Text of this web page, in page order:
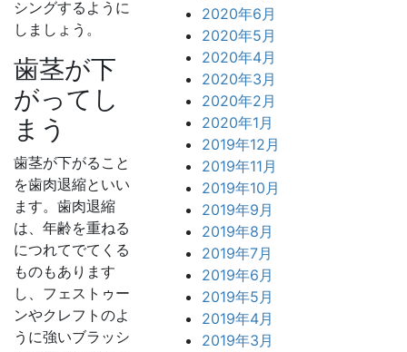
シングするように
しましょう。
歯茎が下
がってし
まう
歯茎が下がること
を歯肉退縮といい
ます。歯肉退縮
は、年齢を重ねる
につれてでてくる
ものもあります
し、フェストゥー
ンやクレフトのよ
うに強いブラッシ
2020年6月
2020年5月
2020年4月
2020年3月
2020年2月
2020年1月
2019年12月
2019年11月
2019年10月
2019年9月
2019年8月
2019年7月
2019年6月
2019年5月
2019年4月
2019年3月